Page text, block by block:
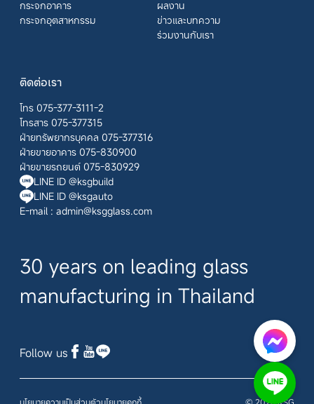
กระจกอาคาร
กระจกอุตสาหกรรม
ผลงาน
ข่าวและบทความ
ร่วมงานกับเรา
ติดต่อเรา
โทร 075-377-3111-2
โทรสาร 075-377315
ฝ่ายทรัพยากรบุคคล 075-377316
ฝ่ายขายอาคาร 075-830900
ฝ่ายขายรถยนต์ 075-830929
LINE ID @ksgbuild
LINE ID @ksgauto
E-mail : admin@ksgglass.com
30 years on leading glass
manufacturing in Thailand
Follow us